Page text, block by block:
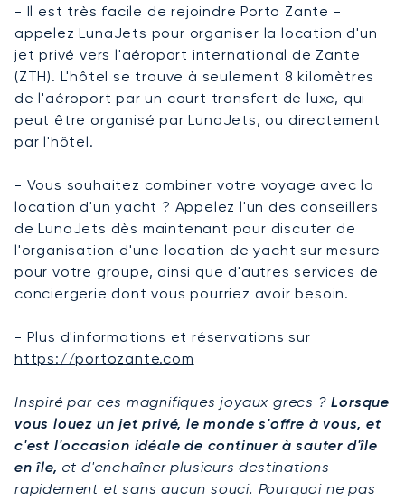
- Il est très facile de rejoindre Porto Zante -
appelez LunaJets pour organiser la location d'un
jet privé vers l'aéroport international de Zante
(ZTH). L'hôtel se trouve à seulement 8 kilomètres
de l'aéroport par un court transfert de luxe, qui
peut être organisé par LunaJets, ou directement
par l'hôtel.
- Vous souhaitez combiner votre voyage avec la
location d'un yacht ? Appelez l'un des conseillers
de LunaJets dès maintenant pour discuter de
l'organisation d'une location de yacht sur mesure
pour votre groupe, ainsi que d'autres services de
conciergerie dont vous pourriez avoir besoin.
- Plus d'informations et réservations sur
https://portozante.com
Inspiré par ces magnifiques joyaux grecs ?Lorsque
vous louez un jet privé, le monde s'offre à vous, et
c'est l'occasion idéale de continuer à sauter d'île
en île, et d'enchaîner plusieurs destinations
rapidement et sans aucun souci. Pourquoi ne pas